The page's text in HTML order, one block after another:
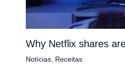
Why Netflix shares
Notícias, Receitas